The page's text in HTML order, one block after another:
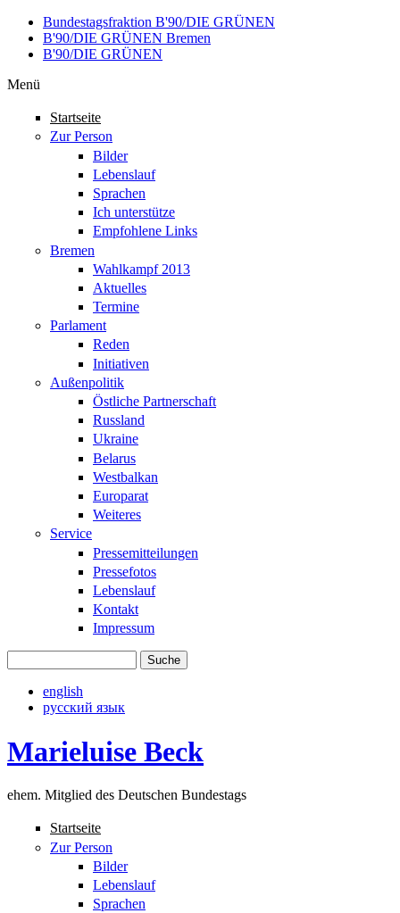
Direkt zum Inhalt
Bundestagsfraktion B'90/DIE GRÜNEN
B'90/DIE GRÜNEN Bremen
B'90/DIE GRÜNEN
Menü
Startseite
Zur Person
Bilder
Lebenslauf
Sprachen
Ich unterstütze
Empfohlene Links
Bremen
Wahlkampf 2013
Aktuelles
Termine
Parlament
Reden
Initiativen
Außenpolitik
Östliche Partnerschaft
Russland
Ukraine
Belarus
Westbalkan
Europarat
Weiteres
Service
Pressemitteilungen
Pressefotos
Lebenslauf
Kontakt
Impressum
english
русский язык
Marieluise Beck
ehem. Mitglied des Deutschen Bundestags
Startseite
Zur Person
Bilder
Lebenslauf
Sprachen